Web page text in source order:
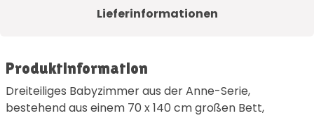
Lieferinformationen
Produktinformation
Dreiteiliges Babyzimmer aus der Anne-Serie,
bestehend aus einem 70 x 140 cm großen Bett,